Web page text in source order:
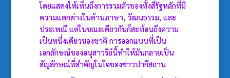
โดยแสดงให้เห็นถึงการรวมตัวของทั้งสี่รัฐหลักที่มี
ความแตกต่างในด้านภาษา, วัฒนธรรม, และ
ประเพณี แต่ในขณะเดียวกันก็สะท้อนถึงความ
เป็นหนึ่งเดียวของชาติ การออกแบบที่เป็น
เอกลักษณ์ของอนุสาวรีย์นี้ทำให้มันกลายเป็น
สัญลักษณ์ที่สำคัญในใจของชาวปากีสถาน